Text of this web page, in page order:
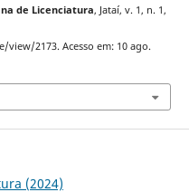
de Licenciatura, Jataí, v. 1, n. 1,
2173. Acesso em: 10 ago.
(2024)